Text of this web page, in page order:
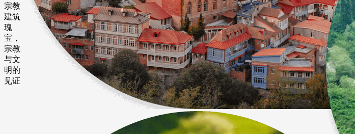
宗教
建筑
瑰
宝，
宗教
与文
明的
见证